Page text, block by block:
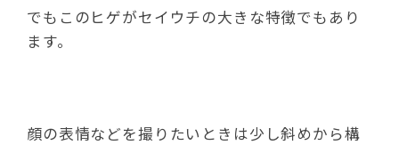
でもこのヒゲがセイウチの大きな特徴でもあり
ます。
顔の表情などを撮りたいときは少し斜めから構